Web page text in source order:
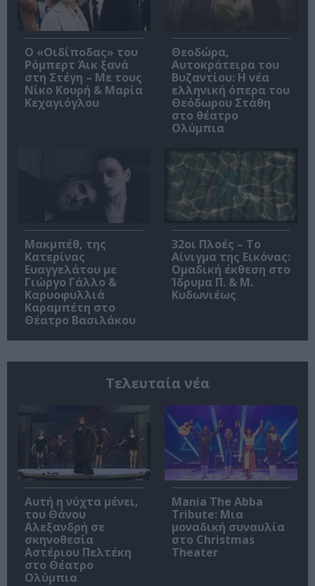
O «Οιδίποδας» του
Ρόμπερτ Άικ ξανά
στη Στέγη – Με τους
Νίκο Κουρή & Μαρία
Κεχαγιόγλου
Θεοδώρα,
Αυτοκράτειρα του
Βυζαντίου: Η νέα
ελληνική όπερα του
Θεόδωρου Στάθη
στο θέατρο
Ολύμπια
Μακμπέθ, της
Κατερίνας
Ευαγγελάτου με
Γιώργο Γάλλο &
Καρυοφυλλιά
Καραμπέτη στο
Θέατρο Βασιλάκου
32οι Πλοές – Το
Αίνιγμα της Εικόνας:
Ομαδική έκθεση στο
Ίδρυμα Π. & Μ.
Κυδωνιέως
Τελευταία νέα
Αυτή η νύχτα μένει,
του Θάνου
Αλεξανδρή σε
σκηνοθεσία
Αστέριου Πελτέκη
στο Θέατρο
Ολύμπια
Mania The Abba
Tribute: Μια
μοναδική συναυλία
στο Christmas
Theater